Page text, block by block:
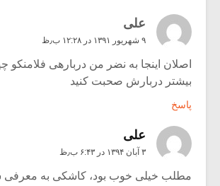
علی
۹ شهریور ۱۳۹۱ در ۱۲:۲۸ ب٫ظ
اصلان اینجا به نضر من دربارهی فلامنکو
بیشتر دربارش صحبت کنید
پاسخ
علی
۳ آبان ۱۳۹۴ در ۶:۴۳ ب٫ظ
مطلب خیلی خوب بود، کاشکی به